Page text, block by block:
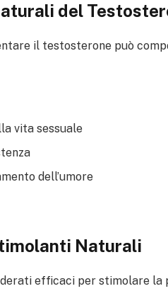
del
il testosterone può
vita sessuale
dell’umore
Naturali
efficaci per stimolare la